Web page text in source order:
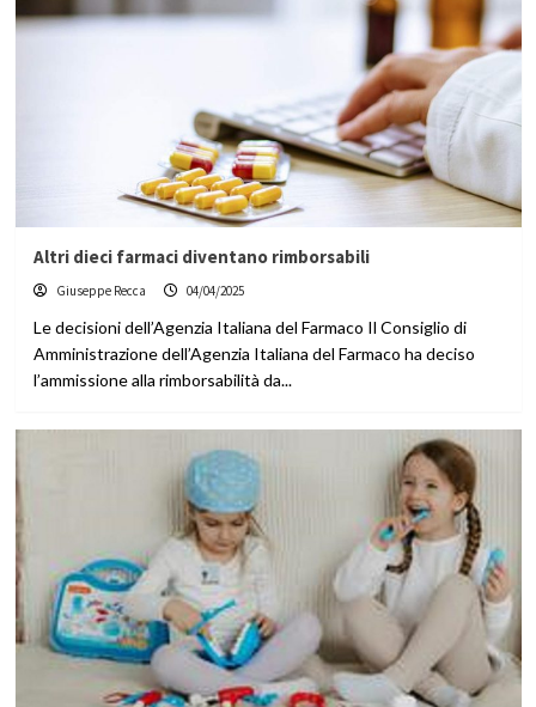
Altri dieci farmaci diventano rimborsabili
Giuseppe Recca 04/04/2025
Le decisioni dell’Agenzia Italiana del Farmaco Il Consiglio di
Amministrazione dell’Agenzia Italiana del Farmaco ha deciso
l’ammissione alla rimborsabilità da...